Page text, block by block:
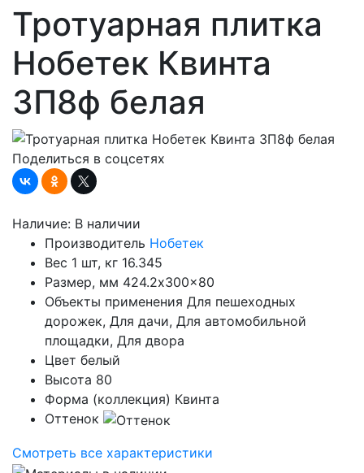
Тротуарная плитка
Нобетек Квинта
3П8ф белая
Поделиться в соцсетях
Наличие: В наличии
Производитель Нобетек
Вес 1 шт, кг 16.345
Размер, мм 424.2x300x80
Объекты применения Для пешеходных
дорожек, Для дачи, Для автомобильной
площадки, Для двора
Цвет белый
Высота 80
Форма (коллекция) Квинта
Оттенок
Смотреть все характеристики